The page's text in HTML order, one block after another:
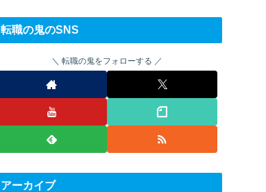
転職の鬼のSNS
転職の鬼をフォローする
アーカイブ